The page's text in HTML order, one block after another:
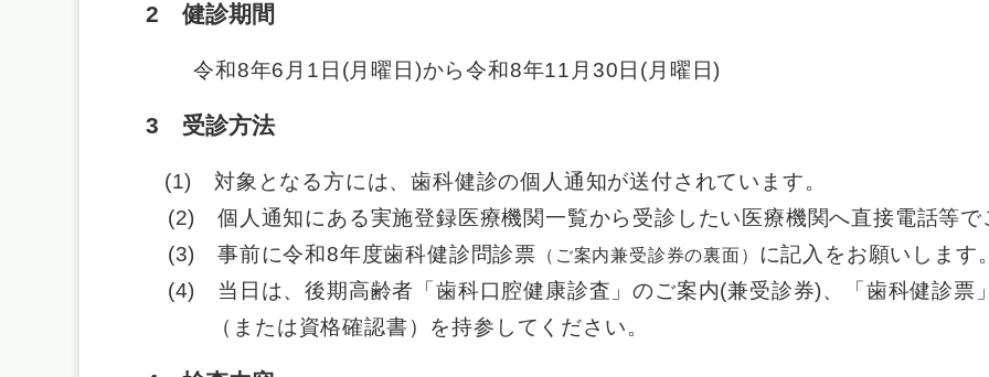
2 健診期間
令和8年6月1日(月曜日)から令和8年11月30日(月曜日)
3 受診方法
(1) 対象となる方には、歯科健診の個人通知が送付されています。
(2)​ 個人通知にある実施登録医療機関一覧から受診したい医療機関へ直接電話等で
(3)​ 事前に令和8年度歯科健診問診票 ​（ご案内兼受診券の裏面） に記入をお願いします。
(4) 当日は、後期高齢者「歯科口腔健康診査」のご案内(兼受診券)、「歯科健診票
（または資格確認書）を持参してください。